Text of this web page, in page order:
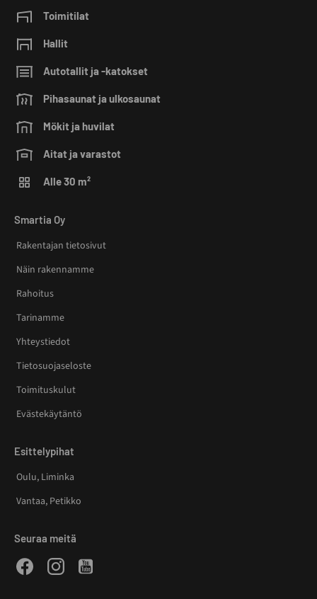
Toimitilat
Hallit
Autotallit ja -katokset
Pihasaunat ja ulkosaunat
Mökit ja huvilat
Aitat ja varastot
Alle 30 m²
Smartia Oy
Rakentajan tietosivut
Näin rakennamme
Rahoitus
Tarinamme
Yhteystiedot
Tietosuojaseloste
Toimituskulut
Evästekäytäntö
Esittelypihat
Oulu, Liminka
Vantaa, Petikko
Seuraa meitä
FacebookInstagramYoutube